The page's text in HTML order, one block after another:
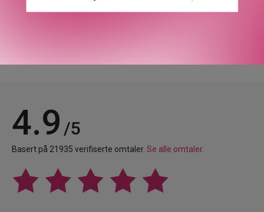
Leverandørs artikkelnummer: le416201
4.9 /5
Basert på 21935 verifiserte omtaler. Se alle omtaler.